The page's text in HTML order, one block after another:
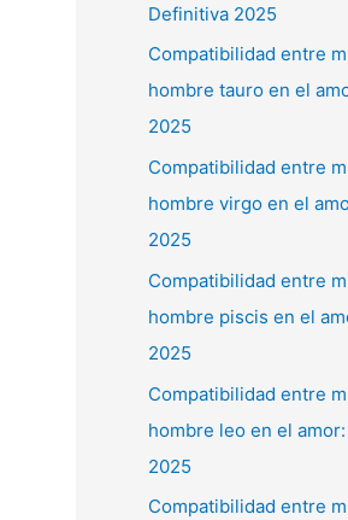
Definitiva 2025
Compatibilidad entre
hombre tauro en el
2025
Compatibilidad entre
hombre virgo en el
2025
Compatibilidad entre
hombre piscis en el
2025
Compatibilidad entre
hombre leo en el
2025
Compatibilidad entre